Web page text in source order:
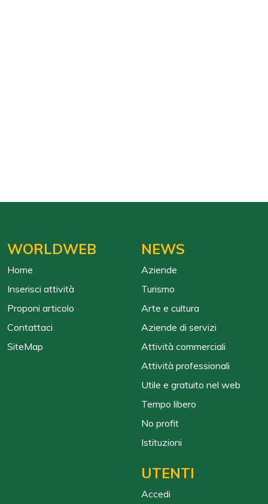
WORLDWEB
Home
Inserisci attività
Proponi articolo
Contattaci
SiteMap
NEWS
Aziende
Turismo
Arte e cultura
Aziende di servizi
Attività commerciali
Attività professionali
Utile e gratuito nel web
Tempo libero
No profit
Istituzioni
UTENTI
Accedi